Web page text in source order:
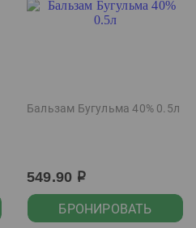
Бальзам Бугульма 40% 0.5л
549.90 р
БРОНИРОВАТЬ